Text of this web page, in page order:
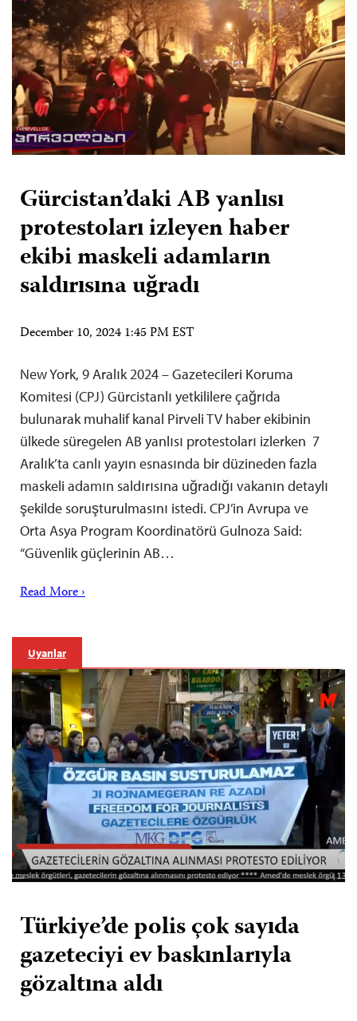
Gürcistan’daki AB yanlısı
protestoları izleyen haber
ekibi maskeli adamların
saldırısına uğradı
December 10, 2024 1:45 PM EST
New York, 9 Aralık 2024 – Gazetecileri Koruma
Komitesi (CPJ) Gürcistanlı yetkililere çağrıda
bulunarak muhalif kanal Pirveli TV haber ekibinin
ülkede süregelen AB yanlısı protestoları izlerken 7
Aralık’ta canlı yayın esnasında bir düzineden fazla
maskeli adamın saldırısına uğradığı vakanın detaylı
şekilde soruşturulmasını istedi. CPJ’in Avrupa ve
Orta Asya Program Koordinatörü Gulnoza Said:
“Güvenlik güçlerinin AB…
Read More ›
Uyarılar
Türkiye’de polis çok sayıda
gazeteciyi ev baskınlarıyla
gözaltına aldı